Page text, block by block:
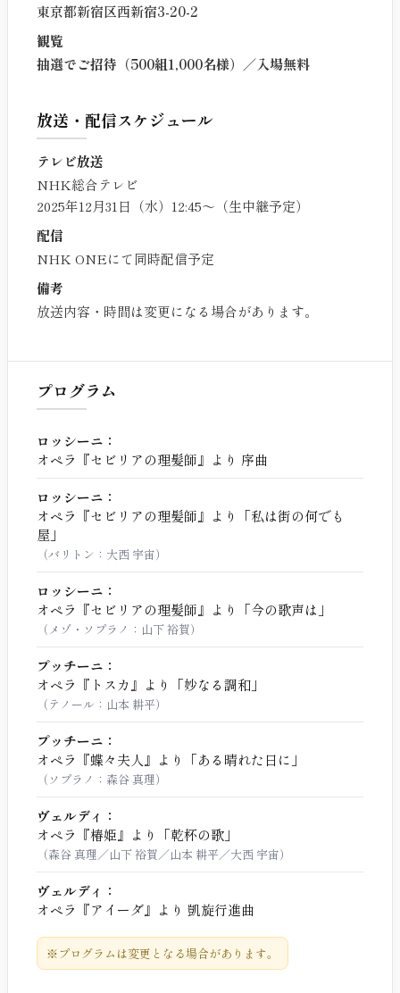
東京都新宿区西新宿3-20-2
観覧
抽選でご招待（500組1,000名様）／入場無料
放送・配信スケジュール
テレビ放送
NHK総合テレビ
2025年12月31日（水）12:45〜（生中継予定）
配信
NHK ONEにて同時配信予定
備考
放送内容・時間は変更になる場合があります。
プログラム
ロッシーニ：
オペラ『セビリアの理髪師』より 序曲
ロッシーニ：
オペラ『セビリアの理髪師』より「私は街の何でも
屋」
（バリトン：大西 宇宙）
ロッシーニ：
オペラ『セビリアの理髪師』より「今の歌声は」
（メゾ・ソプラノ：山下 裕賀）
プッチーニ：
オペラ『トスカ』より「妙なる調和」
（テノール：山本 耕平）
プッチーニ：
オペラ『蝶々夫人』より「ある晴れた日に」
（ソプラノ：森谷 真理）
ヴェルディ：
オペラ『椿姫』より「乾杯の歌」
（森谷 真理／山下 裕賀／山本 耕平／大西 宇宙）
ヴェルディ：
オペラ『アイーダ』より 凱旋行進曲
※プログラムは変更となる場合があります。